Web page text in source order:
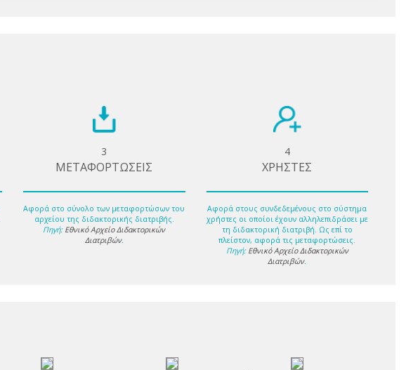
3
ΜΕΤΑΦΟΡΤΩΣΕΙΣ
Αφορά στο σύνολο των μεταφορτώσων του
αρχείου της διδακτορικής διατριβής.
Πηγή: Εθνικό Αρχείο Διδακτορικών
Διατριβών.
4
ΧΡΗΣΤΕΣ
Αφορά στους συνδεδεμένους στο σύστημα
χρήστες οι οποίοι έχουν αλληλεπιδράσει με
τη διδακτορική διατριβή. Ως επί το
πλείστον, αφορά τις μεταφορτώσεις.
Πηγή: Εθνικό Αρχείο Διδακτορικών
Διατριβών.